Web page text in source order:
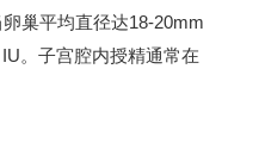
巢平均直径达18-20mm
。子宫腔内授精通常在